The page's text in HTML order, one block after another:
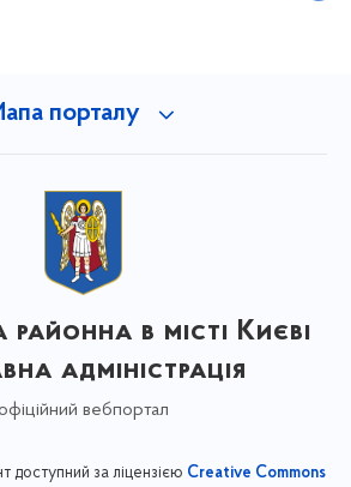
порталу
в місті Києві
адміністрація
вебпортал
доступний за ліцензією Creative Commons